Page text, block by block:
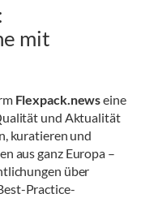
mit
Flexpack.newseine
und Aktualität
kuratieren und
aus ganz Europa –
über
Practice-